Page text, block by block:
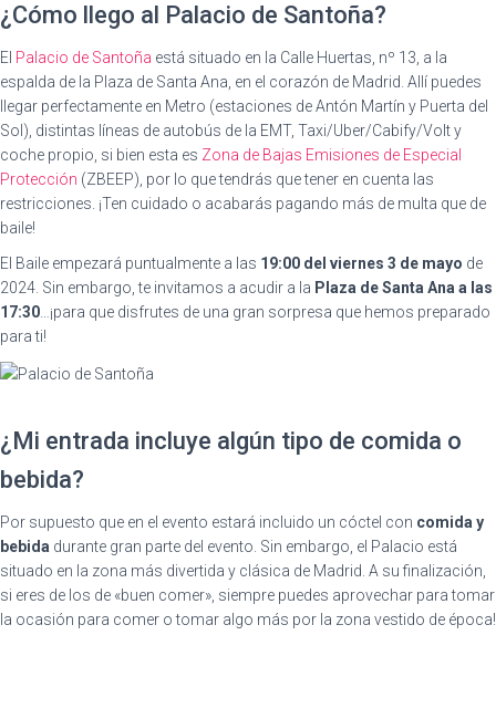
¿Cómo llego al Palacio de Santoña?
El Palacio de Santoña está situado en la Calle Huertas, nº 13, a la
espalda de la Plaza de Santa Ana, en el corazón de Madrid. Allí puedes
llegar perfectamente en Metro (estaciones de Antón Martín y Puerta del
Sol), distintas líneas de autobús de la EMT, Taxi/Uber/Cabify/Volt y
coche propio, si bien esta es Zona de Bajas Emisiones de Especial
Protección (ZBEEP), por lo que tendrás que tener en cuenta las
restricciones. ¡Ten cuidado o acabarás pagando más de multa que de
baile!
El Baile empezará puntualmente a las 19:00 del viernes 3 de mayo de
2024. Sin embargo, te invitamos a acudir a la Plaza de Santa Ana a las
17:30…¡para que disfrutes de una gran sorpresa que hemos preparado
para ti!
¿Mi entrada incluye algún tipo de comida o
bebida?
Por supuesto que en el evento estará incluido un cóctel con comida y
bebida durante gran parte del evento. Sin embargo, el Palacio está
situado en la zona más divertida y clásica de Madrid. A su finalización,
si eres de los de «buen comer», siempre puedes aprovechar para tomar
la ocasión para comer o tomar algo más por la zona vestido de época!